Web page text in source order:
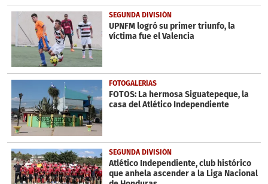
SEGUNDA DIVISIÓN
UPNFM logró su primer triunfo, la
víctima fue el Valencia
FOTOGALERÍAS
FOTOS: La hermosa Siguatepeque, la
casa del Atlético Independiente
SEGUNDA DIVISIÓN
Atlético Independiente, club histórico
que anhela ascender a la Liga Nacional